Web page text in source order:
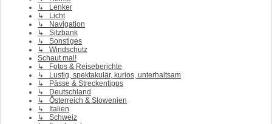
↳ Lenker
↳ Licht
↳ Navigation
↳ Sitzbank
↳ Sonstiges
↳ Windschutz
Schaut mal!
↳ Fotos & Reiseberichte
↳ Lustig, spektakulär, kurios, unterhaltsam
↳ Pässe & Streckentipps
↳ Deutschland
↳ Österreich & Slowenien
↳ Italien
↳ Schweiz